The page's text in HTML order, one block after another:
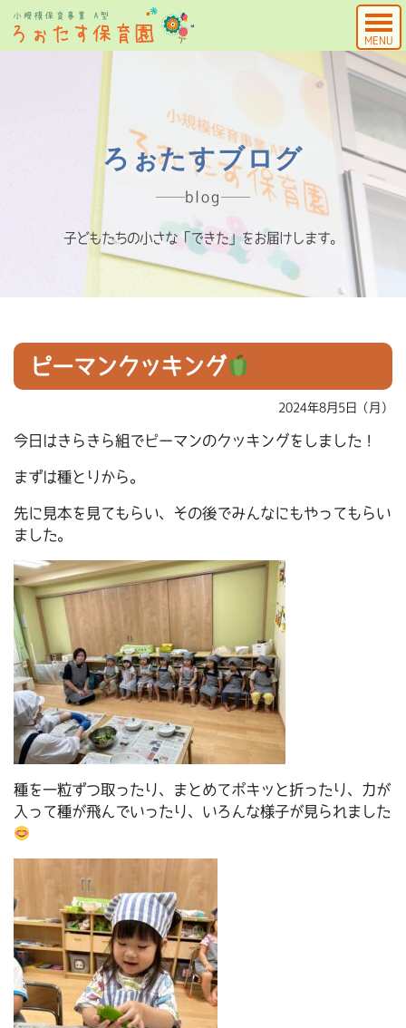
MENU
ろぉたすブログ
blog
子どもたちの小さな「できた」をお届けします。
ピーマンクッキング
2024年8月5日（月）
今日はきらきら組でピーマンのクッキングをしました！
まずは種とりから。
先に見本を見てもらい、その後でみんなにもやってもらい
ました。
種を一粒ずつ取ったり、まとめてポキッと折ったり、力が
入って種が飛んでいったり、いろんな様子が見られました